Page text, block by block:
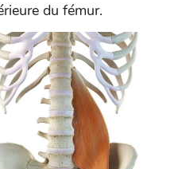
du fémur.